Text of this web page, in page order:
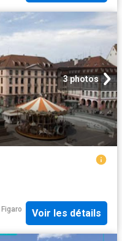
3 photos
Figaro
Voir les détails